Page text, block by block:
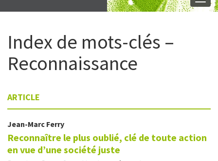
Index de mots-clés –
Reconnaissance
ARTICLE
Jean-Marc Ferry
Reconnaître le plus oublié, clé de toute action
en vue d’une société juste